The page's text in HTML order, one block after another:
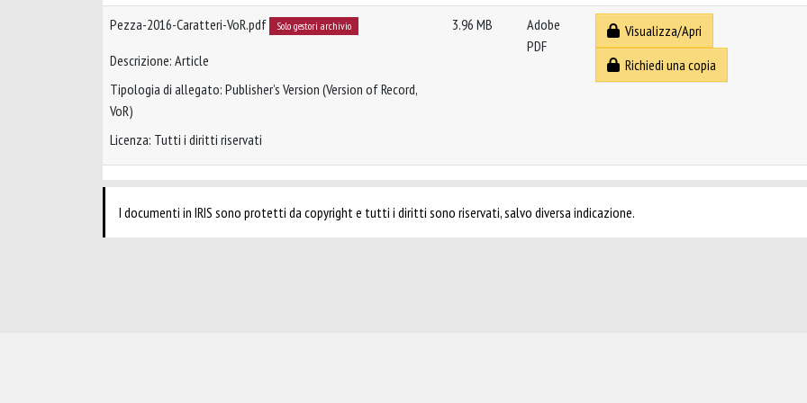
Pezza-2016-Caratteri-VoR.pdf Solo gestori archivio
Descrizione: Article
Tipologia di allegato: Publisher’s Version (Version of Record,
VoR)
Licenza: Tutti i diritti riservati
3.96 MB
Adobe
PDF
Visualizza/Apri
Richiedi una copia
I documenti in IRIS sono protetti da copyright e tutti i diritti sono riservati, salvo diversa indicazione.